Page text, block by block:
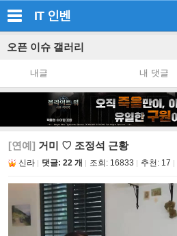
IT 인벤
오픈 이슈 갤러리
내글 내 댓글
[연예] 거미 ♡ 조정석 근황
신라 댓글: 22 개 조회: 16833 추천: 17